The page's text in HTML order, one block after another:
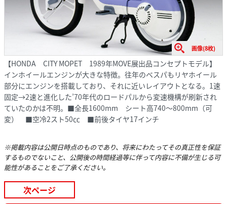
画像(8枚)
【HONDA CITY MOPET 1989年MOVE展出品コンセプトモデル】
インホイールエンジンが大きな特徴。往年のベスパもリヤホイール
部分にエンジンを搭載しており、それに近いレイアウトとなる。1速
固定→2速と進化した’70年代のロードパルから変速機構が刷新され
ていたのかは不明。■全長1600mm シート高740～800mm（可
変） ■空冷2スト50㏄ ■前後タイヤ17インチ
※掲載内容は公開日時点のものであり、将来にわたってその真正性を保証
するものでないこと、公開後の時間経過等に伴って内容に不備が生じる可
能性があることをご了承ください。
次ページ